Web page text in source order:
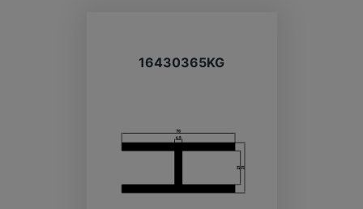
16430365KG